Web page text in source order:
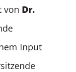
von Dr.
Input